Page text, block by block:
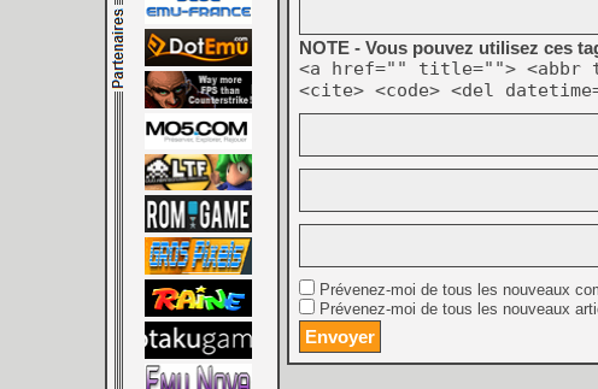
NOTE - Vous pouvez utilisez ces
<a href="" title=""> <abbr
<cite> <code> <del
Prévenez-moi de tous les nouveaux
Prévenez-moi de tous les nouveaux